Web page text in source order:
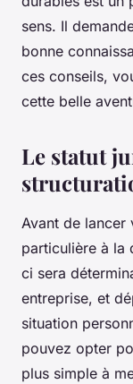
sens. Il
bonne
ces conseils,
cette belle
Le statut
Avant de lancer
particulière à la
ci sera
entreprise, et
situation
pouvez opter
plus simple à